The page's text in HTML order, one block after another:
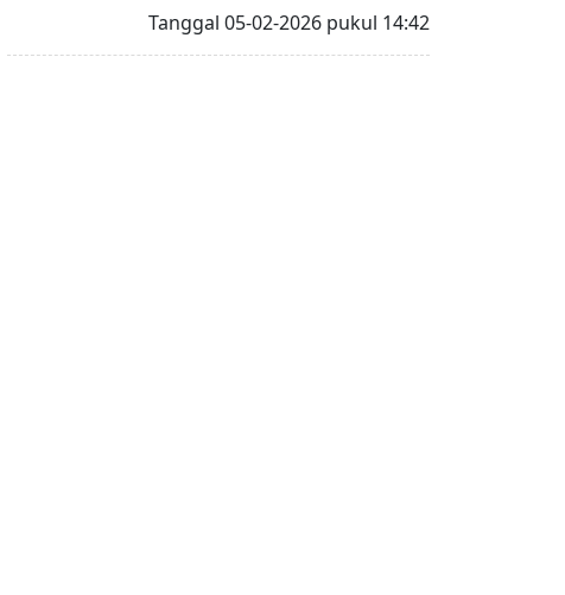
Tanggal 05-02-2026 pukul 14:42